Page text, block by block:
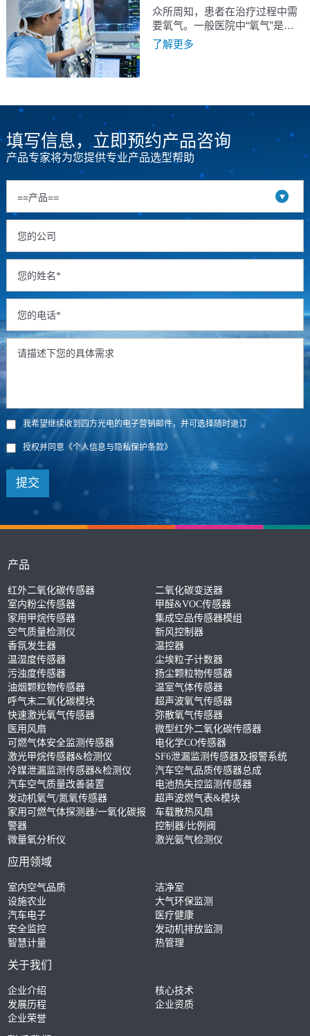
众所周知，患者在治疗过程中需
要氧气。一般医院中“氧气”是利
用纯医疗级别的氧气和空气加湿
过滤混合。医生会依据具体的治
了解更多
填写信息，立即预约产品咨询
产品专家将为您提供专业产品选型帮助
我希望继续收到四方光电的电子营销邮件，并可选择随时退订
授权并同意《个人信息与隐私保护条款》
提交
产品
红外二氧化碳传感器
二氧化碳变送器
室内粉尘传感器
甲醛&VOC传感器
家用甲烷传感器
集成空品传感器模组
空气质量检测仪
新风控制器
香氛发生器
温控器
温湿度传感器
尘埃粒子计数器
污浊度传感器
扬尘颗粒物传感器
油烟颗粒物传感器
温室气体传感器
呼气末二氧化碳模块
超声波氧气传感器
快速激光氧气传感器
弥散氧气传感器
医用风扇
微型红外二氧化碳传感器
可燃气体安全监测传感器
电化学CO传感器
激光甲烷传感器&检测仪
SF6泄漏监测传感器及报警系统
冷媒泄漏监测传感器&检测仪
汽车空气品质传感器总成
汽车空气质量改善装置
电池热失控监测传感器
发动机氧气/氮氧传感器
超声波燃气表&模块
家用可燃气体探测器/一氧化碳报
警器
车载散热风扇
控制器/比例阀
微量氧分析仪
激光氨气检测仪
应用领域
室内空气品质
洁净室
设施农业
大气环保监测
汽车电子
医疗健康
安全监控
发动机排放监测
智慧计量
热管理
关于我们
企业介绍
核心技术
发展历程
企业资质
企业荣誉